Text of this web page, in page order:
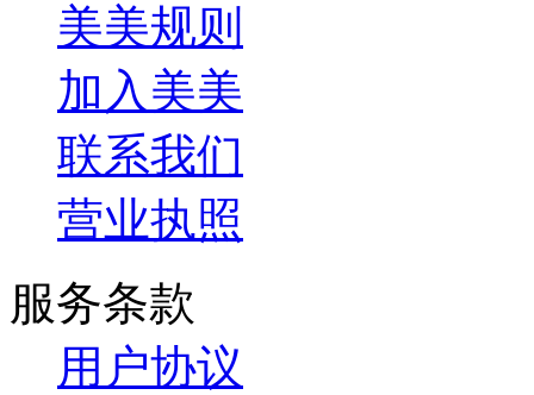
美美规则
加入美美
联系我们
营业执照
服务条款
用户协议